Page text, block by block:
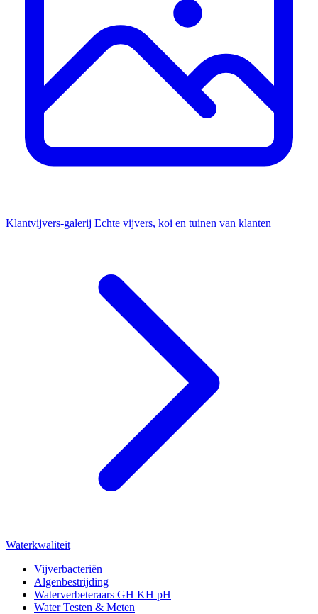
Klantvijvers-galerij Echte vijvers, koi en tuinen van klanten
Waterkwaliteit
Vijverbacteriën
Algenbestrijding
Waterverbeteraars GH KH pH
Water Testen & Meten